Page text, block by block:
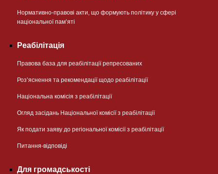
Нормативно-правові акти, що формують політику у сфері
національної памʼяті
Реабілітація
Правова база для реабілітації репресованих
Розʼяснення та рекомендації щодо реабілітації
Національна комісія з реабілітації
Огляд засідань Національної комісії з реабілітації
Як подати заяву до регіональної комісії з реабілітації
Питання-відповіді
Для громадськості